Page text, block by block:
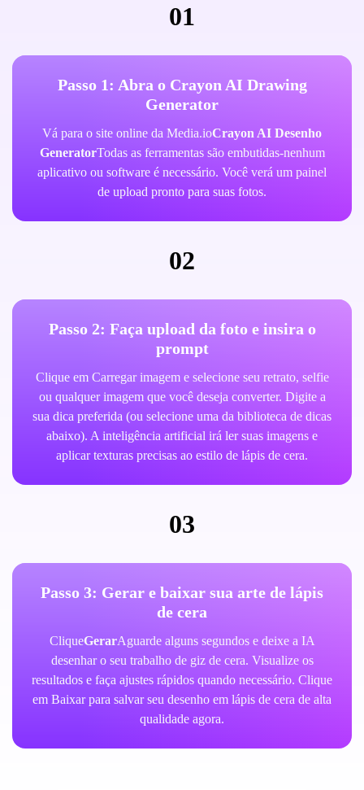
01
Passo 1: Abra o Crayon AI Drawing
Generator
Vá para o site online da Media.ioCrayon AI Desenho
GeneratorTodas as ferramentas são embutidas-nenhum
aplicativo ou software é necessário. Você verá um painel
de upload pronto para suas fotos.
02
Passo 2: Faça upload da foto e insira o
prompt
Clique em Carregar imagem e selecione seu retrato, selfie
ou qualquer imagem que você deseja converter. Digite a
sua dica preferida (ou selecione uma da biblioteca de dicas
abaixo). A inteligência artificial irá ler suas imagens e
aplicar texturas precisas ao estilo de lápis de cera.
03
Passo 3: Gerar e baixar sua arte de lápis
de cera
CliqueGerarAguarde alguns segundos e deixe a IA
desenhar o seu trabalho de giz de cera. Visualize os
resultados e faça ajustes rápidos quando necessário. Clique
em Baixar para salvar seu desenho em lápis de cera de alta
qualidade agora.